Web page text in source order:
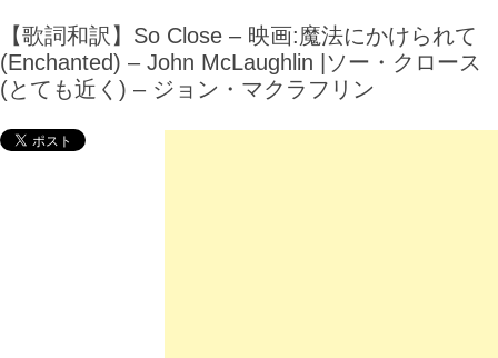
【歌詞和訳】So Close – 映画:魔法にかけられて
(Enchanted) – John McLaughlin |ソー・クロース
(とても近く) – ジョン・マクラフリン